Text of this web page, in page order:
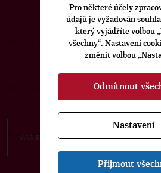
ODEBÍREJTE NÁŠ
Pro některé účely
údajů je vyžadován
který vyjádříte volbou
všechny“. Nastavení
změnit volbou
Odmítnout
Nastavení
Přijmout